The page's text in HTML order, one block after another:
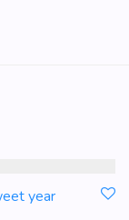
year